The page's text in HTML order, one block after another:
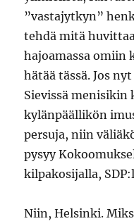
”vastajytkyn”
tehdä mitä
hajoamassa omiin
hätää tässä. Jos
Sievissä menisikin
kylänpäällikön
persuja, niin
pysyy
kilpakosijalla,
Niin, Helsinki.